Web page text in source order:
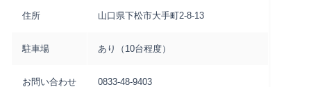
住所 山口県下松市大手町2-8-13
駐車場 あり（10台程度）
お問い合わせ 0833-48-9403